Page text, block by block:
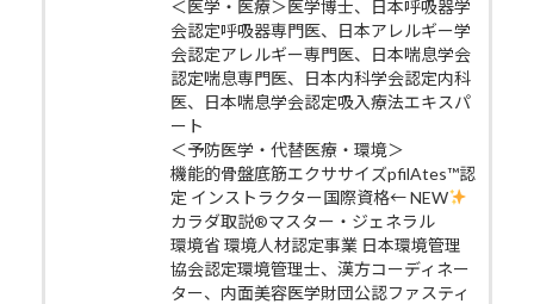
＜医学・医療＞医学博士、日本呼吸器学
会認定呼吸器専門医、日本アレルギー学
会認定アレルギー専門医、日本喘息学会
認定喘息専門医、日本内科学会認定内科
医、日本喘息学会認定吸入療法エキスパ
ート
＜予防医学・代替医療・環境＞
機能的骨盤底筋エクササイズpfilAtes™認
定 インストラクター国際資格← NEW
カラダ取説®マスター・ジェネラル
環境省 環境人材認定事業 日本環境管理
協会認定環境管理士、漢方コーディネー
ター、内面美容医学財団公認ファスティ